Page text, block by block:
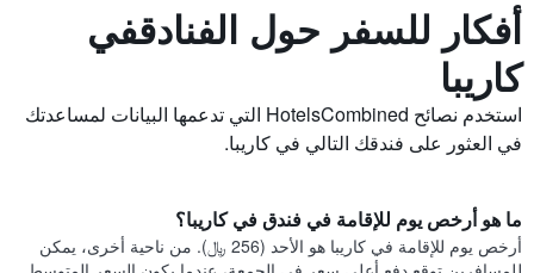
أفكار للسفر حول الفنادقفي
كاريبا
استخدم نصائح HotelsCombined التي تدعمها البيانات لمساعدتك
في العثور على فندقك التالي في كاريبا.
ما هو أرخص يوم للإقامة في فندق في كاريبا؟
أرخص يوم للإقامة في كاريبا هو الأحد (256 ﷼). من ناحية أخرى، يمكن